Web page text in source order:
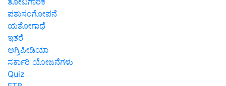
ಪಶುಸಂಗೋಪನೆ
ಯಶೋಗಾಥೆ
ಇತರೆ
ಅಗ್ರಿಪೀಡಿಯಾ
ಸರ್ಕಾರಿ ಯೋಜನೆಗಳು
Quiz